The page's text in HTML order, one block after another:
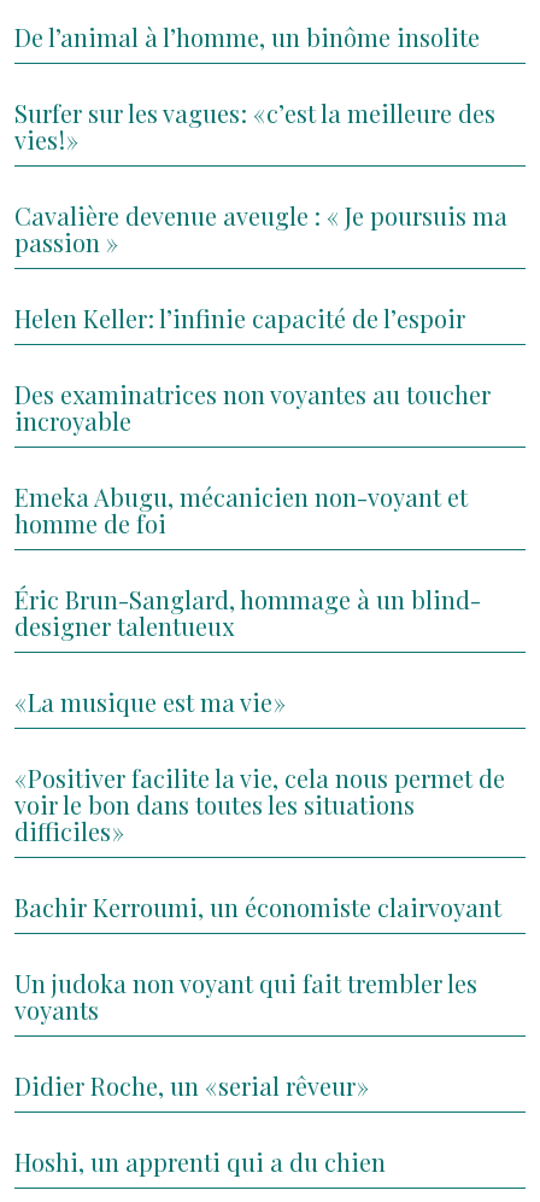
De l’animal à l’homme, un binôme insolite
Surfer sur les vagues : « c’est la meilleure des
vies ! »
Cavalière devenue aveugle : « Je poursuis ma
passion »
Helen Keller : l’infinie capacité de l’espoir
Des examinatrices non voyantes au toucher
incroyable
Emeka Abugu, mécanicien non-voyant et
homme de foi
Éric Brun-Sanglard, hommage à un blind-
designer talentueux
« La musique est ma vie »
« Positiver facilite la vie, cela nous permet de
voir le bon dans toutes les situations
difficiles »
Bachir Kerroumi, un économiste clairvoyant
Un judoka non voyant qui fait trembler les
voyants
Didier Roche, un « serial rêveur »
Hoshi, un apprenti qui a du chien